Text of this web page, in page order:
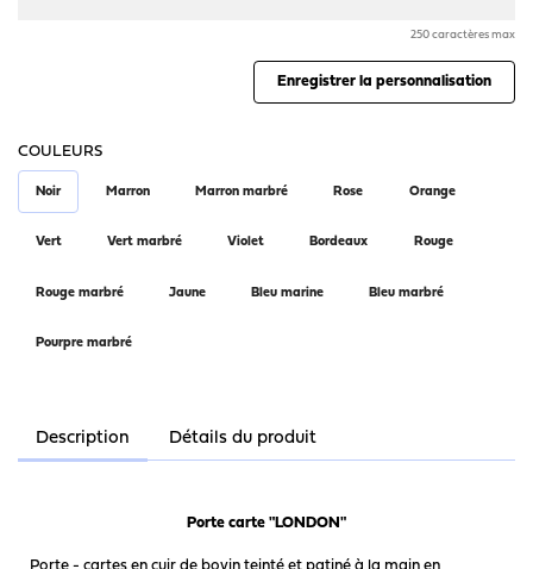
250 caractères max
Enregistrer la personnalisation
COULEURS
Noir Marron Marron marbré Rose Orange
Vert Vert marbré Violet Bordeaux Rouge
Rouge marbré Jaune Bleu marine Bleu marbré
Pourpre marbré
Description Détails du produit
Porte carte "LONDON"